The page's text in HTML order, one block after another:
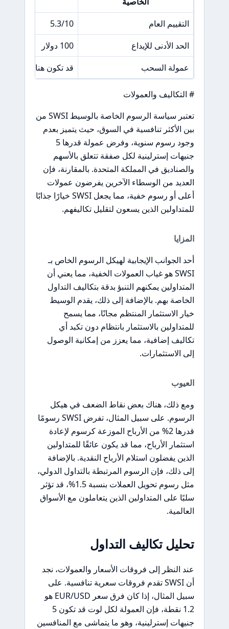
التقييم العام
5.3/10
الحد الأدنى للإيداع
100 دولار
عمولة السحب
قد تكون هناك
# التكاليف والعمولات
تعتبر سياسة الرسوم الخاصة بالوسيط SWSI من
بين الأكثر تنافسية في السوق، حيث يتميز بعدم
وجود رسوم سنوية، وفرض عمولة قدرها 5
جنيهات إسترلينية لكل صفقة تتعلق بالأسهم
والصناديق في المملكة المتحدة. بالمقارنة، فإن
العديد من الوسطاء الآخرين يفرضون عمولات
أعلى أو رسوم خفية، مما يجعل SWSI خيارًا جذابًا
للمتداولين الذين يسعون لتقليل تكاليفهم.
المزايا
أحد الجوانب الإيجابية لهيكل الرسوم الخاص بـ
SWSI هو غياب العمولات الخفية، مما يعني أن
المتداولين يمكنهم التنبؤ بدقة بتكاليف التداول
الخاصة بهم. بالإضافة إلى ذلك، يقدم الوسيط
خيار الاستثمار المنتظم مجانًا، مما يسمح
للمتداولين بالاستثمار بانتظام دون تكبد أي
تكاليف إضافية، مما يعزز من إمكانية الوصول
إلى الاستثمارات.
العيوب
ومع ذلك، هناك بعض نقاط الضعف في هيكل
الرسوم. على سبيل المثال، تفرض SWSI رسومًا
قدرها 2% من الأرباح الموزعة كرسوم لإعادة
استثمار الأرباح، مما قد يكون عائقًا للمتداولين
الذين يفضلون استلام الأرباح النقدية. بالإضافة
إلى ذلك، فإن الرسوم المرتبطة بالتداول الدولي،
مثل رسوم تحويل العملات بنسبة 1.5%، قد تؤثر
سلبًا على المتداولين الذين يتعاملون مع الأسواق
العالمية.
تحليل تكاليف التداول
عند النظر إلى فروقات الأسعار والعمولات، نجد
أن SWSI تقدم فروقات سعرية تنافسية. على
سبيل المثال، إذا كان فرق سعر EUR/USD هو
1.2 نقطة، فإن العمولة لكل لوت قد تكون 5
جنيهات إسترلينية، وهو ما يتماشى مع المنافسين